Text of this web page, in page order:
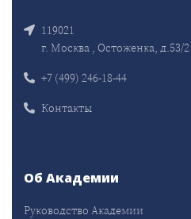
119021
г. Москва , Остоженка, д.53/2
+7 (499) 246-18-44
Контакты
Об Академии
Руководство Академии